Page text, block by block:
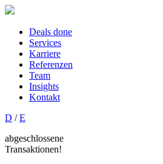
Deals done
Services
Karriere
Referenzen
Team
Insights
Kontakt
D /E
abgeschlossene
Transaktionen!